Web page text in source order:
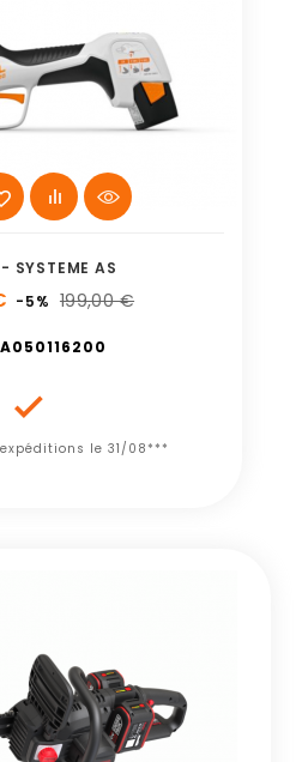
SYSTEME AS
-5% 199,00 €

le 31/08***